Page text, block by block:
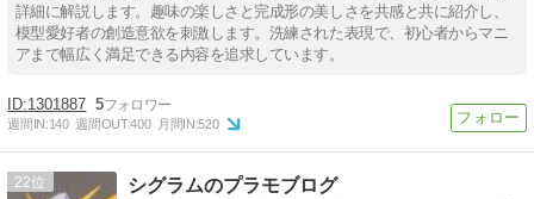
詳細に解説します。趣味の楽しさと完成形の美しさを共感と共に紹介し、
模型愛好者の創造意欲を刺激します。洗練された表現で、初心者からマニ
アまで幅広く満足できる内容を追求しています。
1301887 5
週間IN:140 週間OUT:400 月間IN:520
22 シグラムのプラモブログ